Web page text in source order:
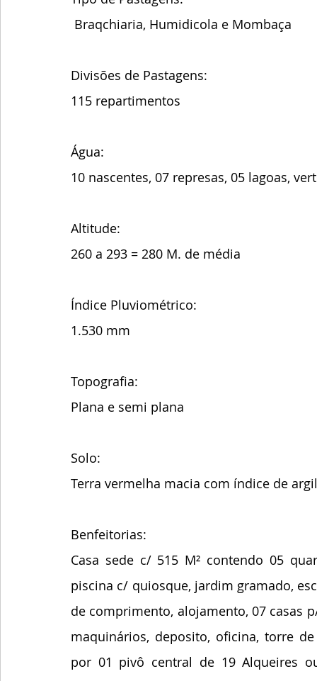
Braqchiaria, Humidicola e Mombaça
Divisões de Pastagens:
115 repartimentos
Água:
10 nascentes, 07 represas, 05 lagoas,
Altitude:
260 a 293 = 280 M. de média
Índice Pluviométrico:
1.530 mm
Topografia:
Plana e semi plana
Solo:
Terra vermelha macia com índice de
Benfeitorias:
Casa sede c/ 515 M² contendo 05
piscina c/ quiosque, jardim gramado,
de comprimento, alojamento, 07 casas
maquinários, deposito, oficina, torre
por 01 pivô central de 19 Alqueires